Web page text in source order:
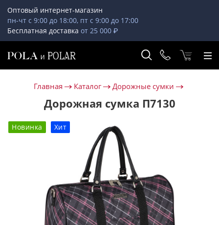
Оптовый интернет-магазин
пн-чт с 9:00 до 18:00, пт с 9:00 до 17:00
Бесплатная доставка от 25 000 ₽
Главная Каталог Дорожные сумки
Дорожная сумка П7130
Новинка Хит